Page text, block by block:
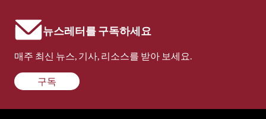
뉴스레터를 구독하세요
매주 최신 뉴스, 기사, 리소스를 받아 보세요.
구독